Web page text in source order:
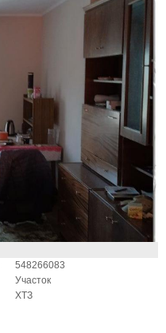
548266083
Участок
ХТЗ